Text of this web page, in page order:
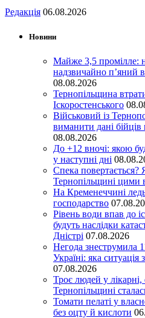
Редакція 06.08.2026
Новини
Майже 3,5 промілле:
надзвичайно п’яний
08.08.2026
Тернопільщина
Іскоростенського
Військовий із
виманити дані
08.08.2026
До +12 вночі: якою
у наступні дні
Спека повертається?
Тернопільщині цими
На Кременеччині
господарство
Рівень води впав до
будуть наслідки
Дністрі 07.08.2026
Негода знеструмила
Україні: яка ситуація
07.08.2026
Троє людей у лікарні,
Тернопільщині
Томати пелаті у
без оцту й кислоти